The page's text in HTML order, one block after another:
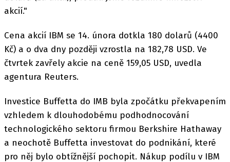
akcií."
Cena akcií IBM se 14. února dotkla 180 dolarů (4400
Kč) a o dva dny později vzrostla na 182,78 USD. Ve
čtvrtek zavřely akcie na ceně 159,05 USD, uvedla
agentura Reuters.
Investice Buffetta do IMB byla zpočátku překvapením
vzhledem k dlouhodobému podhodnocování
technologického sektoru firmou Berkshire Hathaway
a neochotě Buffetta investovat do podnikání, které
pro něj bylo obtížnější pochopit. Nákup podílu v IBM